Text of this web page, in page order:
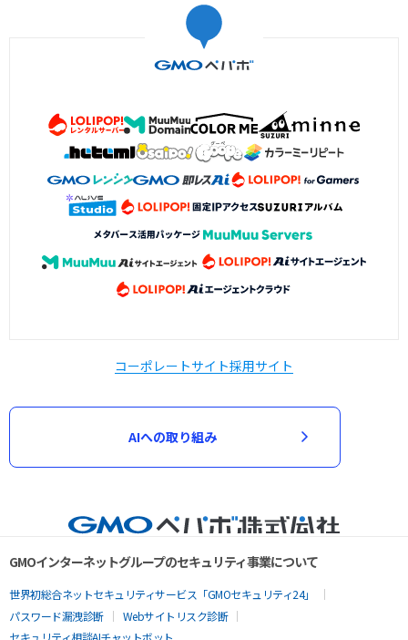
コーポレートサイト採用サイト
AIへの取り組み
GMOインターネットグループのセキュリティ事業について
世界初総合ネットセキュリティサービス「GMOセキュリティ24」
パスワード漏洩診断
Webサイトリスク診断
セキュリティ相談AIチャットボット